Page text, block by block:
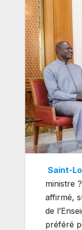
Saint-
ministre
affirmé,
de
préféré